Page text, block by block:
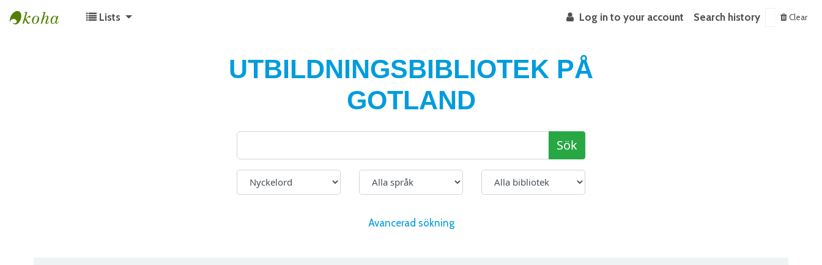
Lists Log in to your account Search history Clear
UTBILDNINGSBIBLIOTEK PÅ
GOTLAND
Sök
Avancerad sökning